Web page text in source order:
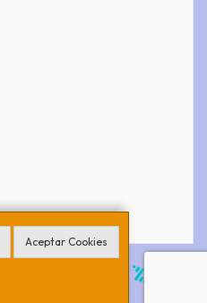
Aceptar Cookies